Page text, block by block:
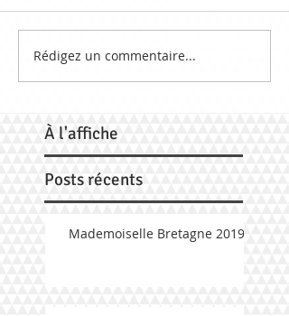
Rédigez un commentaire...
À l'affiche
Posts récents
Mademoiselle Bretagne 2019